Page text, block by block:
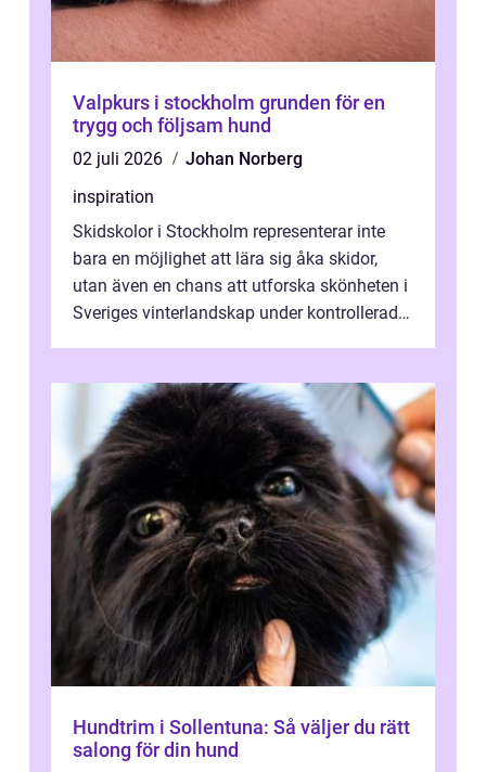
Valpkurs i stockholm grunden för en
trygg och följsam hund
02 juli 2026
Johan Norberg
inspiration
Skidskolor i Stockholm representerar inte
bara en möjlighet att lära sig åka skidor,
utan även en chans att utforska skönheten i
Sveriges vinterlandskap under kontrollerade
Hundtrim i Sollentuna: Så väljer du rätt
salong för din hund